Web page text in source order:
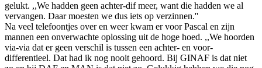
gelukt. ,,We hadden geen achter-dif meer, want die hadden we al
vervangen. Daar moesten we dus iets op verzinnen.''
Na veel telefoontjes over en weer kwam er voor Pascal en zijn
mannen een onverwachte oplossing uit de hoge hoed. ,,We hoorden
via-via dat er geen verschil is tussen een achter- en voor-
differentieel. Dat had ik nog nooit gehoord. Bij GINAF is dat niet